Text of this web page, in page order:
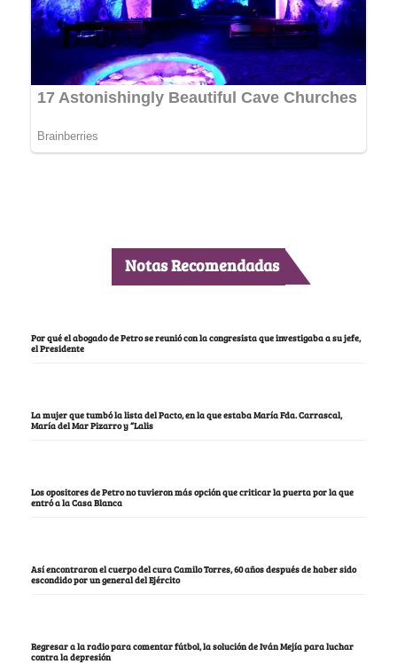
Notas Recomendadas
Por qué el abogado de Petro se reunió con la congresista que investigaba a su jefe,
el Presidente
La mujer que tumbó la lista del Pacto, en la que estaba María Fda. Carrascal,
María del Mar Pizarro y “Lalis
Los opositores de Petro no tuvieron más opción que criticar la puerta por la que
entró a la Casa Blanca
Así encontraron el cuerpo del cura Camilo Torres, 60 años después de haber sido
escondido por un general del Ejército
Regresar a la radio para comentar fútbol, la solución de Iván Mejía para luchar
contra la depresión